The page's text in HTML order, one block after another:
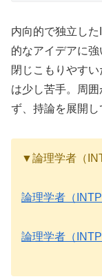
内向的で独立し
的なアイデアに
閉じこもりやす
は少し苦手。周
ず、持論を展開し
▼論理学者（
論理学者（
論理学者（